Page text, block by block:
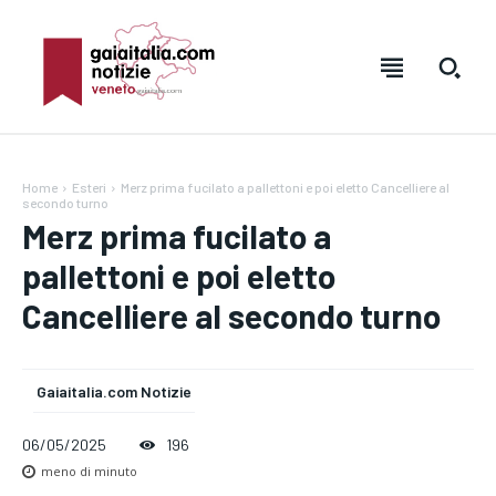
Home Esteri
Merz prima fucilato a pallettoni e poi eletto Cancelliere al
secondo turno
Merz prima fucilato a
pallettoni e poi eletto
Cancelliere al secondo turno
Gaiaitalia.com Notizie
06/05/2025 196
meno di minuto